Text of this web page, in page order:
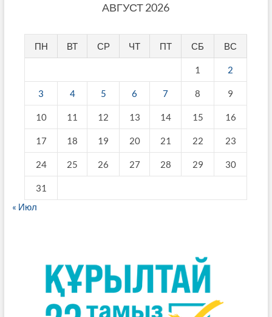
АВГУСТ 2026
ПН ВТ СР ЧТ ПТ СБ ВС
1 2
3 4 5 6 7 8 9
10 11 12 13 14 15 16
17 18 19 20 21 22 23
24 25 26 27 28 29 30
31
« Июл